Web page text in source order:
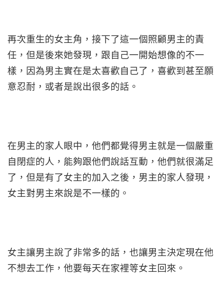
再次重生的女主角，接下了這一個照顧男主的責
任，但是後來她發現，跟自己一開始想像的不一
樣，因為男主實在是太喜歡自己了，喜歡到甚至願
意忍耐，或者是說出很多的話。
在男主的家人眼中，他們都覺得男主就是一個嚴重
自閉症的人，能夠跟他們說話互動，他們就很滿足
了，但是有了女主的加入之後，男主的家人發現，
女主對男主來說是不一樣的。
女主讓男主說了非常多的話，也讓男主決定現在他
不想去工作，他要每天在家裡等女主回來。